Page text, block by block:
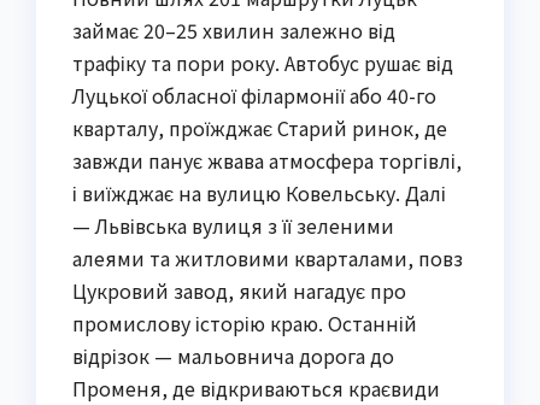
займає 20–25 хвилин залежно від
трафіку та пори року. Автобус рушає від
Луцької обласної філармонії або 40-го
кварталу, проїжджає Старий ринок, де
завжди панує жвава атмосфера торгівлі,
і виїжджає на вулицю Ковельську. Далі
— Львівська вулиця з її зеленими
алеями та житловими кварталами, повз
Цукровий завод, який нагадує про
промислову історію краю. Останній
відрізок — мальовнича дорога до
Променя, де відкриваються краєвиди